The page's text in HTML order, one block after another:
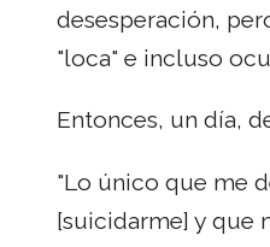
desesperación,
"loca" e incluso
Entonces, un día,
"Lo único que me
[suicidarme] y que